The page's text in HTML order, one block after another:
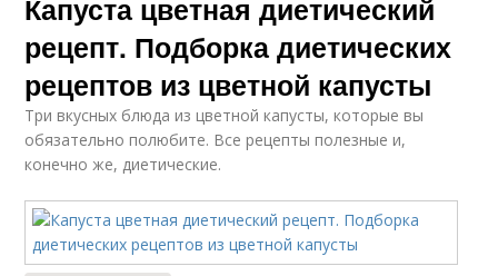
Капуста цветная диетический
рецепт. Подборка диетических
рецептов из цветной капусты
Три вкусных блюда из цветной капусты, которые вы
обязательно полюбите. Все рецепты полезные и,
конечно же, диетические.